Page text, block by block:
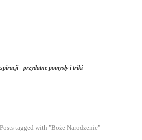
- przydatne pomysły i triki
Posts tagged with "Boże Narodzenie"